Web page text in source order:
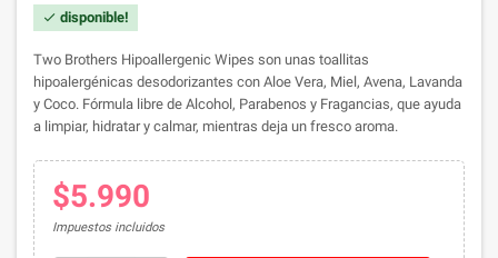
check disponible!
Two Brothers Hipoallergenic Wipes son unas toallitas
hipoalergénicas desodorizantes con Aloe Vera, Miel, Avena, Lavanda
y Coco. Fórmula libre de Alcohol, Parabenos y Fragancias, que ayuda
a limpiar, hidratar y calmar, mientras deja un fresco aroma.
$5.990
Impuestos incluidos